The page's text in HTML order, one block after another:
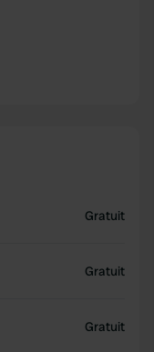
Gratuit
Gratuit
Gratuit